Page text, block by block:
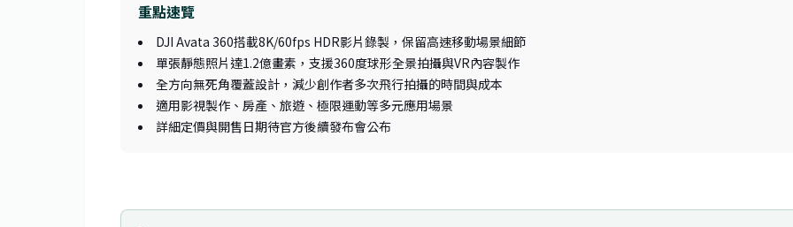
重點速覽
DJI Avata 360搭載8K/60fps HDR影片錄製，保留高速移動場景細節
單張靜態照片達1.2億畫素，支援360度球形全景拍攝與VR內容製作
全方向無死角覆蓋設計，減少創作者多次飛行拍攝的時間與成本
適用影視製作、房產、旅遊、極限運動等多元應用場景
詳細定價與開售日期待官方後續發布會公布